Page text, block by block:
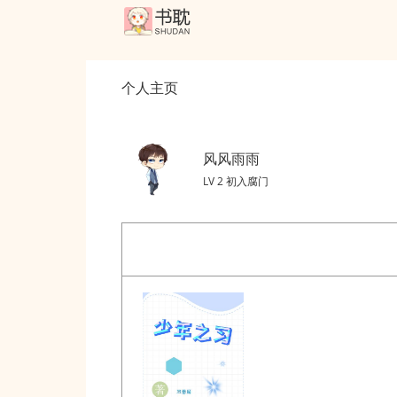
个人主页
风风雨雨
LV 2 初入腐门